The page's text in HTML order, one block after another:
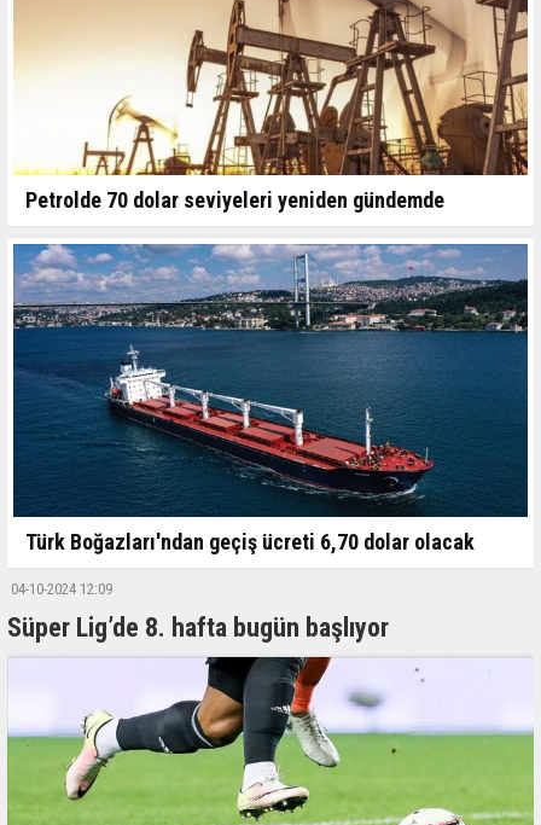
Petrolde 70 dolar seviyeleri yeniden gündemde
Türk Boğazları'ndan geçiş ücreti 6,70 dolar olacak
04-10-2024 12:09
Süper Lig’de 8. hafta bugün başlıyor